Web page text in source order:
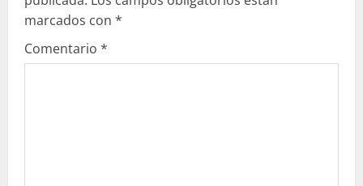
y
e
marcados con *
Comentario *